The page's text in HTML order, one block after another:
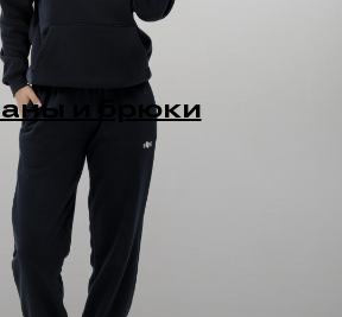
и брюки
приятное,
подарочный
на сумму
8 000 и 10 000 ₽